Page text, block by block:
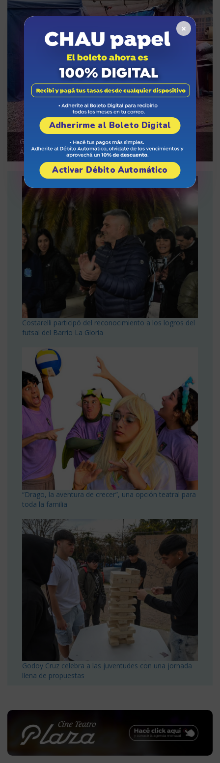
Godoy Cruz refuerza su asistencia integral al refugio
Ángeles de Cuatro Patas
Costarelli participó del reconocimiento a los logros del
futsal del Barrio La Gloria
“Drago, la aventura de crecer”, una opción teatral para
toda la familia
Godoy Cruz celebra a las juventudes con una jornada
llena de propuestas
×
Adherirme al Boleto Digital
Activar Débito Automático